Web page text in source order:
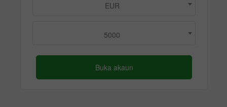
EUR
5000
Buka akaun